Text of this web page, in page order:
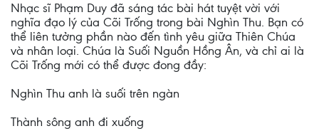
Nhạc sĩ Phạm Duy đã sáng tác bài hát tuyệt vời với
nghĩa đạo lý của Cõi Trống trong bài Nghìn Thu. Bạn có
thể liên tưởng phần nào đến tình yêu giữa Thiên Chúa
và nhân loại. Chúa là Suối Nguồn Hồng Ân, và chỉ ai là
Cõi Trống mới có thể được đong đầy:
Nghìn Thu anh là suối trên ngàn
Thành sông anh đi xuống